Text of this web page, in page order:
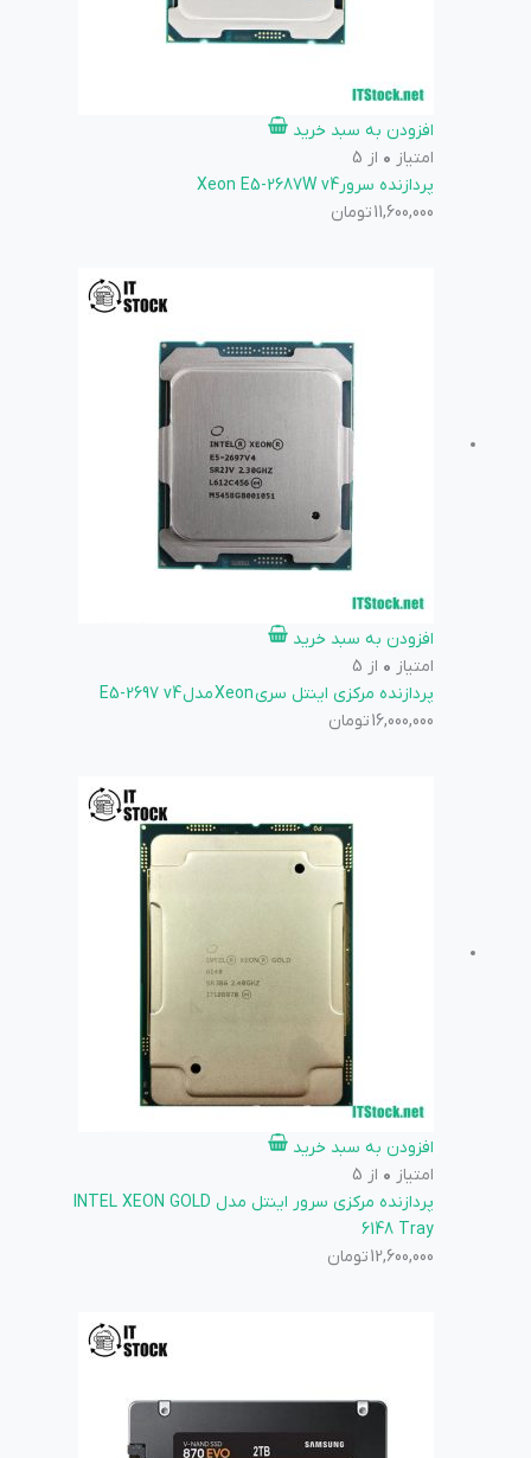
افزودن به سبد خرید
امتیاز 0 از 5
پردازنده سرورXeon E5-2687W v4
11,600,000تومان
افزودن به سبد خرید
امتیاز 0 از 5
پردازنده مرکزی اینتل سری Xeon مدل E5-2697 v4
16,000,000تومان
افزودن به سبد خرید
امتیاز 0 از 5
پردازنده مرکزی سرور اینتل مدل INTEL XEON GOLD
6148 Tray
12,600,000تومان